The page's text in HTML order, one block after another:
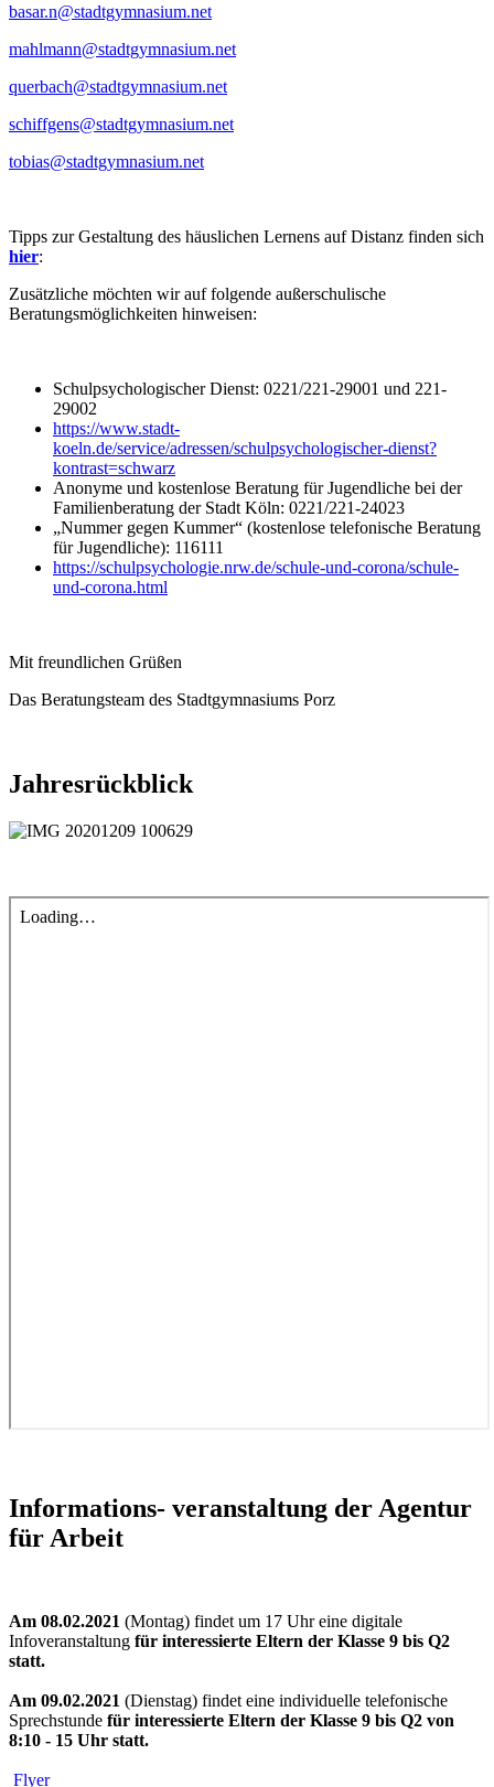
basar.n@stadtgymnasium.net
mahlmann@stadtgymnasium.net
querbach@stadtgymnasium.net
schiffgens@stadtgymnasium.net
tobias@stadtgymnasium.net
Tipps zur Gestaltung des häuslichen Lernens auf Distanz finden sich
hier:
Zusätzliche möchten wir auf folgende außerschulische
Beratungsmöglichkeiten hinweisen:
Schulpsychologischer Dienst: 0221/221-29001 und 221-
29002
https://www.stadt-
koeln.de/service/adressen/schulpsychologischer-dienst?
kontrast=schwarz
Anonyme und kostenlose Beratung für Jugendliche bei der
Familienberatung der Stadt Köln: 0221/221-24023
„Nummer gegen Kummer“ (kostenlose telefonische Beratung
für Jugendliche): 116111
https://schulpsychologie.nrw.de/schule-und-corona/schule-
und-corona.html
Mit freundlichen Grüßen
Das Beratungsteam des Stadtgymnasiums Porz
Jahresrückblick
Informations- veranstaltung der Agentur
für Arbeit
Am 08.02.2021 (Montag) findet um 17 Uhr eine digitale
Infoveranstaltung für interessierte Eltern der Klasse 9 bis Q2
statt.
Am 09.02.2021 (Dienstag) findet eine individuelle telefonische
Sprechstunde für interessierte Eltern der Klasse 9 bis Q2 von
8:10 - 15 Uhr statt.
Flyer